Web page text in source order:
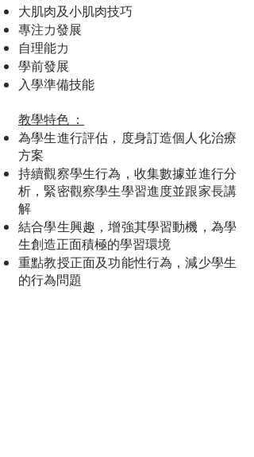
大肌肉及小肌肉技巧
專注力發展
自理能力
學前發展
入學準備技能
教學特色 ：
為學生進行評估，度身訂造個人化治療
方案
持續觀察學生行為，收集數據並進行分
析，緊密觀察學生學習進度並跟家長講
解
結合學生興趣，增強其學習動機，為學
生創造正面積極的學習環境
重點教授正面及功能性行為，減少學生
的行為問題